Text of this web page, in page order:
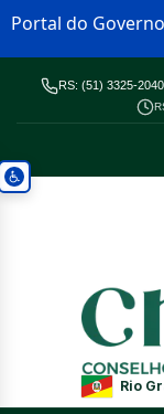
Portal do
RS: (51) 3325-2040
Rio